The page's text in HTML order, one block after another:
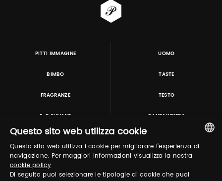
PITTI IMMAGINE UOMO
BIMBO TASTE
FRAGRANZE TESTO
E-P SUMMIT DANZAINFIERA
TUTORING & CONSULTING
ITALIAN
Questo sito web utilizza cookie
Questo sito web utilizza i cookie per migliorare l'esperienza di
navigazione. Per maggiori informazioni visualizza la nostra
cookie policy
Di seguito puoi selezionare le tipologie di cookie che puoi